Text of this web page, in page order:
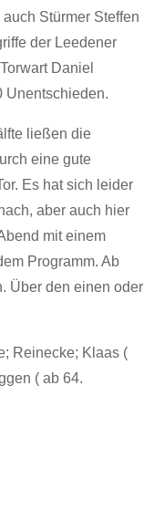
Stürmer Steffen
der Leedener
Daniel
Unentschieden.
ließen die
eine gute
Es hat sich leider
aber auch hier
mit einem
Programm. Ab
Über den einen oder
Reinecke; Klaas (
( ab 64.